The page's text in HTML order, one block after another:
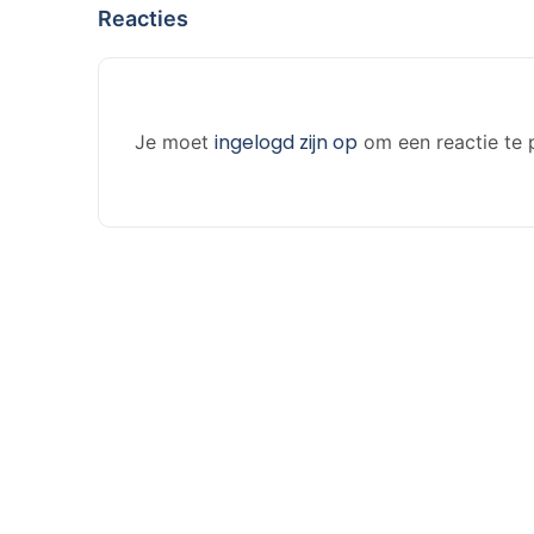
Reacties
Je moet ingelogd zijn op om een reactie te